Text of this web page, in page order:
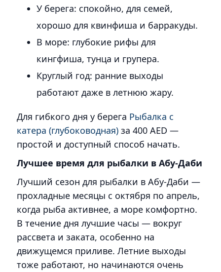
У берега: спокойно, для семей,
хорошо для квинфиша и барракуды.
В море: глубокие рифы для
кингфиша, тунца и групера.
Круглый год: ранние выходы
работают даже в летнюю жару.
Для гибкого дня у берега Рыбалка с
катера (глубоководная) за 400 AED —
простой и доступный способ начать.
Лучшее время для рыбалки в Абу-Даби
Лучший сезон для рыбалки в Абу-Даби —
прохладные месяцы с октября по апрель,
когда рыба активнее, а море комфортно.
В течение дня лучшие часы — вокруг
рассвета и заката, особенно на
движущемся приливе. Летние выходы
тоже работают, но начинаются очень